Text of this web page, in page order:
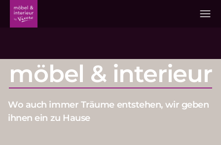
möbel & interieur
Wo auch immer Träume entstehen, wir geben
ihnen ein zu Hause